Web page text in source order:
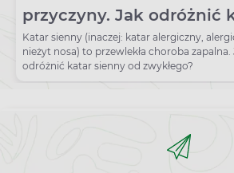
przyczyny. Jak odróżnić
alergiczny od
Katar sienny (inaczej: katar alergiczny,
nieżyt nosa) to przewlekła choroba zapalna.
odróżnić katar sienny od zwykłego?